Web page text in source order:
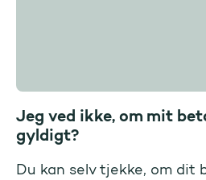
Jeg ved ikke, om mit
gyldigt?
Du kan selv tjekke, om dit